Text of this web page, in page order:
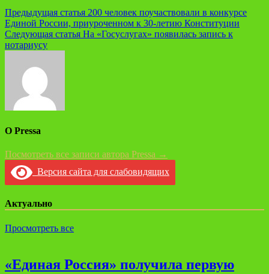
Навигация
по
записям
Предыдущая статья 200 человек поучаствовали в конкурсе
Единой России, приуроченном к 30-летию Конституции
Следующая статья На «Госуслугах» появилась запись к
нотариусу
О Pressa
Посмотреть все записи автора Pressa →
Версия сайта для слабовидящих
Актуально
Просмотреть все
«Единая Россия» получила первую